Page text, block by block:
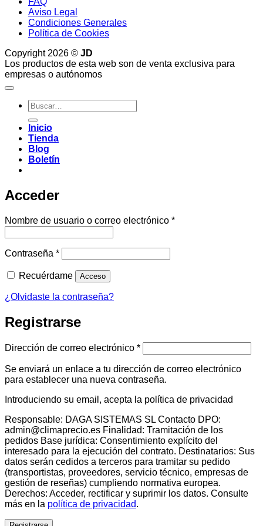
Aviso Legal
Condiciones Generales
Política de Cookies
Copyright 2026 © JD
Los productos de esta web son de venta exclusiva para
empresas o autónomos
Buscar
por:
Inicio
Tienda
Blog
Boletín
Acceder
Nombre de usuario o correo electrónico *Obligatorio
Contraseña *Obligatorio
Recuérdame Acceso
¿Olvidaste la contraseña?
Registrarse
Dirección de correo electrónico *Obligatorio
Se enviará un enlace a tu dirección de correo electrónico
para establecer una nueva contraseña.
Introduciendo su email, acepta la política de privacidad
Responsable: DAGA SISTEMAS SL Contacto DPO:
admin@climaprecio.es Finalidad: Tramitación de los
pedidos Base jurídica: Consentimiento explícito del
interesado para la ejecución del contrato. Destinatarios: Sus
datos serán cedidos a terceros para tramitar su pedido
(transportistas, proveedores, servicio técnico, empresas de
gestión de reseñas) cumpliendo normativa europea.
Derechos: Acceder, rectificar y suprimir los datos. Consulte
más en la política de privacidad.